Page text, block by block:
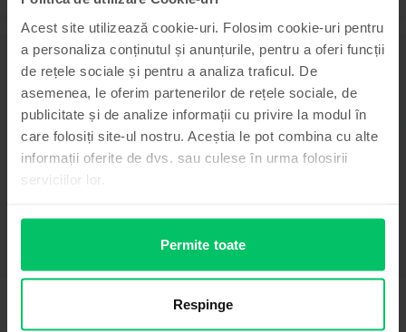
Acest site utilizează cookie-uri. Folosim cookie-uri pentru
a personaliza conținutul și anunțurile, pentru a oferi funcții
de rețele sociale și pentru a analiza traficul. De
asemenea, le oferim partenerilor de rețele sociale, de
publicitate și de analize informații cu privire la modul în
care folosiți site-ul nostru. Aceștia le pot combina cu alte
informații oferite de dvs. sau culese în urma folosirii
serviciilor lor.
Permite toate
Respinge
Descriere
Telefon mobil Huawei Mate 20 Pro Dual Sim, Midnight Blue, 256 GB,
Bun
Huawei Mate 20 Pro este un telefon care surprinde placut, avand o putere
extraordinara de procesare si functii inovative. Huawei prezinta acest
telefon intr-un corp format din sticla curbata in genul Samsung Galaxy S8 si
aluminiu, ceea ce pe multi a impresionat este dezvoltarea unui scanner de
Vezi mai mult
Informatii conformitate produs
Informatii siguranta produs